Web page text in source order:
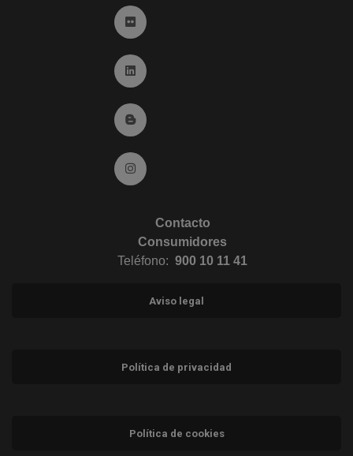
Ir a Flickr (abre en ventana nueva)
Ir a Linkedin (abre en ventana nueva)
Ir al Blog (abre en ventana nueva)
Ir a Instagram (abre en ventana nueva)
Contacto
Consumidores
Teléfono: 900 10 11 41
Aviso legal
Política de privacidad
Política de cookies